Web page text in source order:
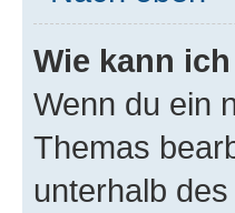
Wie kann
Wenn du ein
Themas
unterhalb